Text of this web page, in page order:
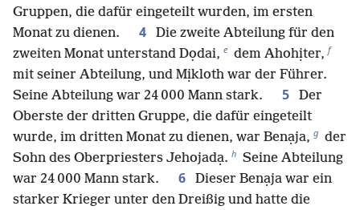
Gruppen, die dafür eingeteilt wurden, im ersten
Monat zu dienen.
4
Die zweite Abteilung für den
zweiten Monat unterstand Dọdai, e dem Ahohịter, f
mit seiner Abteilung, und Mịkloth war der Führer.
Seine Abteilung war 24 000 Mann stark.
5
Der
Oberste der dritten Gruppe, die dafür eingeteilt
wurde, im dritten Monat zu dienen, war Benạja, g der
Sohn des Oberpriesters Jehojadạ. h Seine Abteilung
war 24 000 Mann stark.
6
Dieser Benạja war ein
starker Krieger unter den Dreißig und hatte die